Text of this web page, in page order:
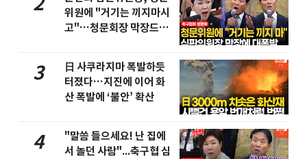
위원에 "거기는 끼지마시
고"…청문회장 막장드라
3
日 사쿠라지마 폭발하듯
터졌다…지진에 이어 화
산 폭발에 ‘불안’ 확산
4
"말씀 들으세요! 난 집에
서 놀던 사람"...축구협 심